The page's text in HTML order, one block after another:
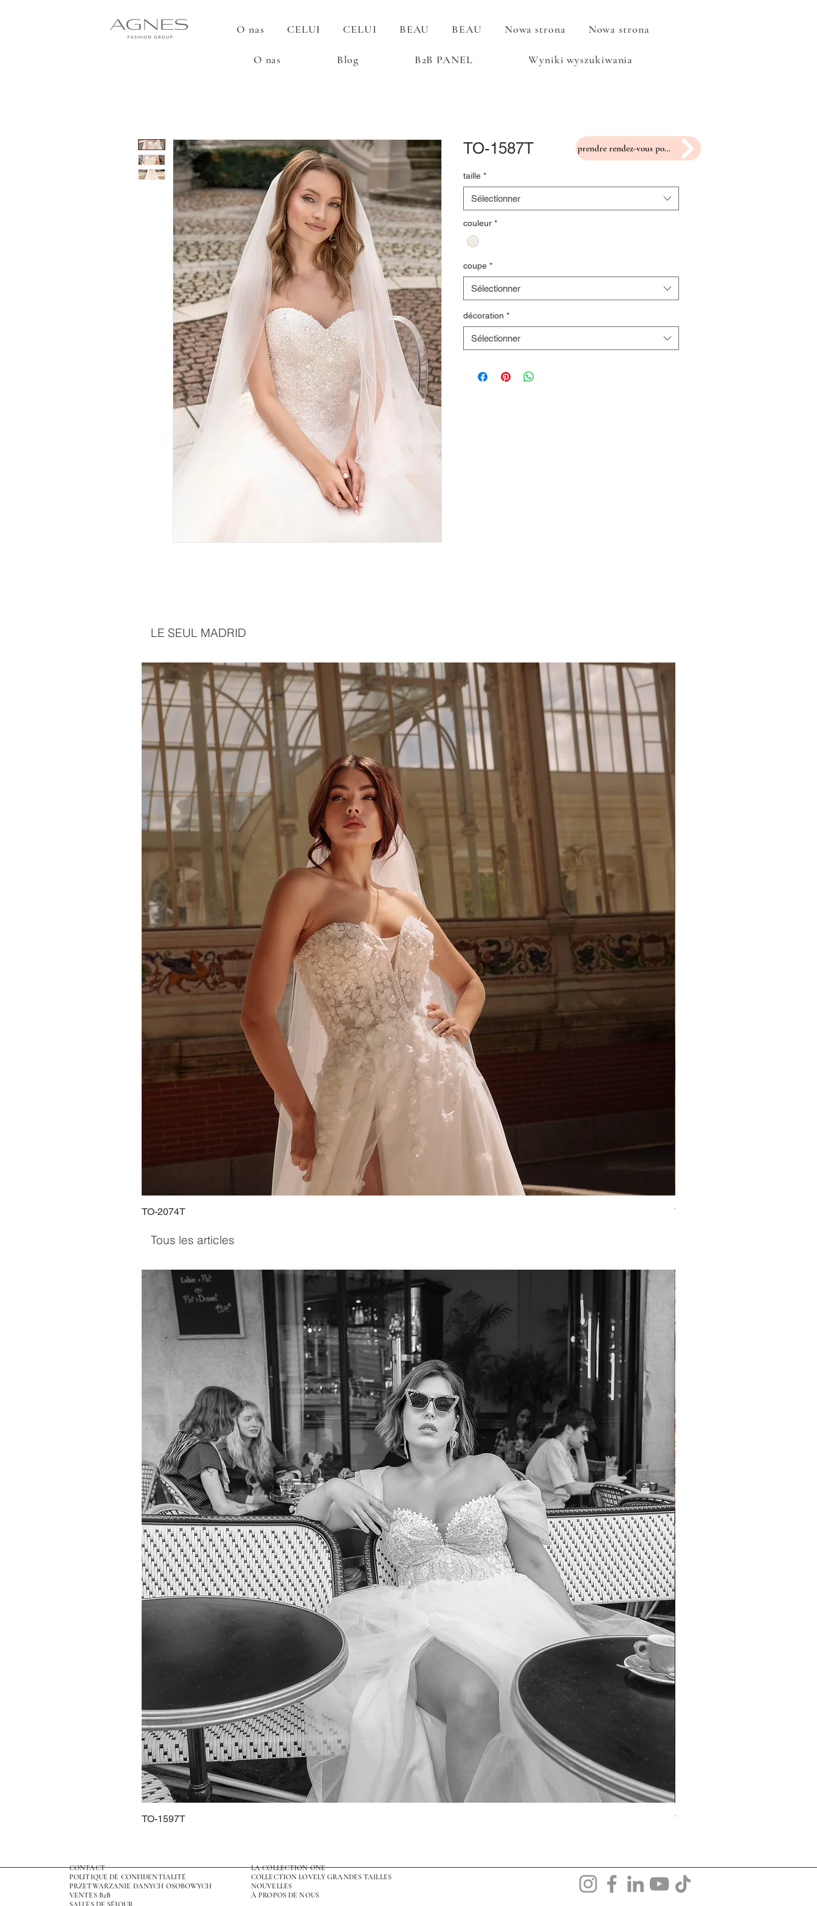
O nas CELUI CELUI BEAU BEAU Nowa strona Nowa strona
O nas Blog B2B PANEL Wyniki wyszukiwania
TO-1587T
taille *
Sélectionner
couleur *
coupe *
Sélectionner
décoration *
Sélectionner
prendre rendez-vous pour un essayage
LE SEUL MADRID
TO-2074T TO-2225T
Tous les articles
TO-1597T TO-1690T
CONTACT
LA COLLECTION ONE
POLITIQUE DE CONFIDENTIALITÉ
COLLECTION LOVELY GRANDES TAILLES
NOUVELLES
PRZETWARZANIE DANYCH OSOBOWYCH
VENTES B2B
À PROPOS DE NOUS
SALLES DE SÉJOUR